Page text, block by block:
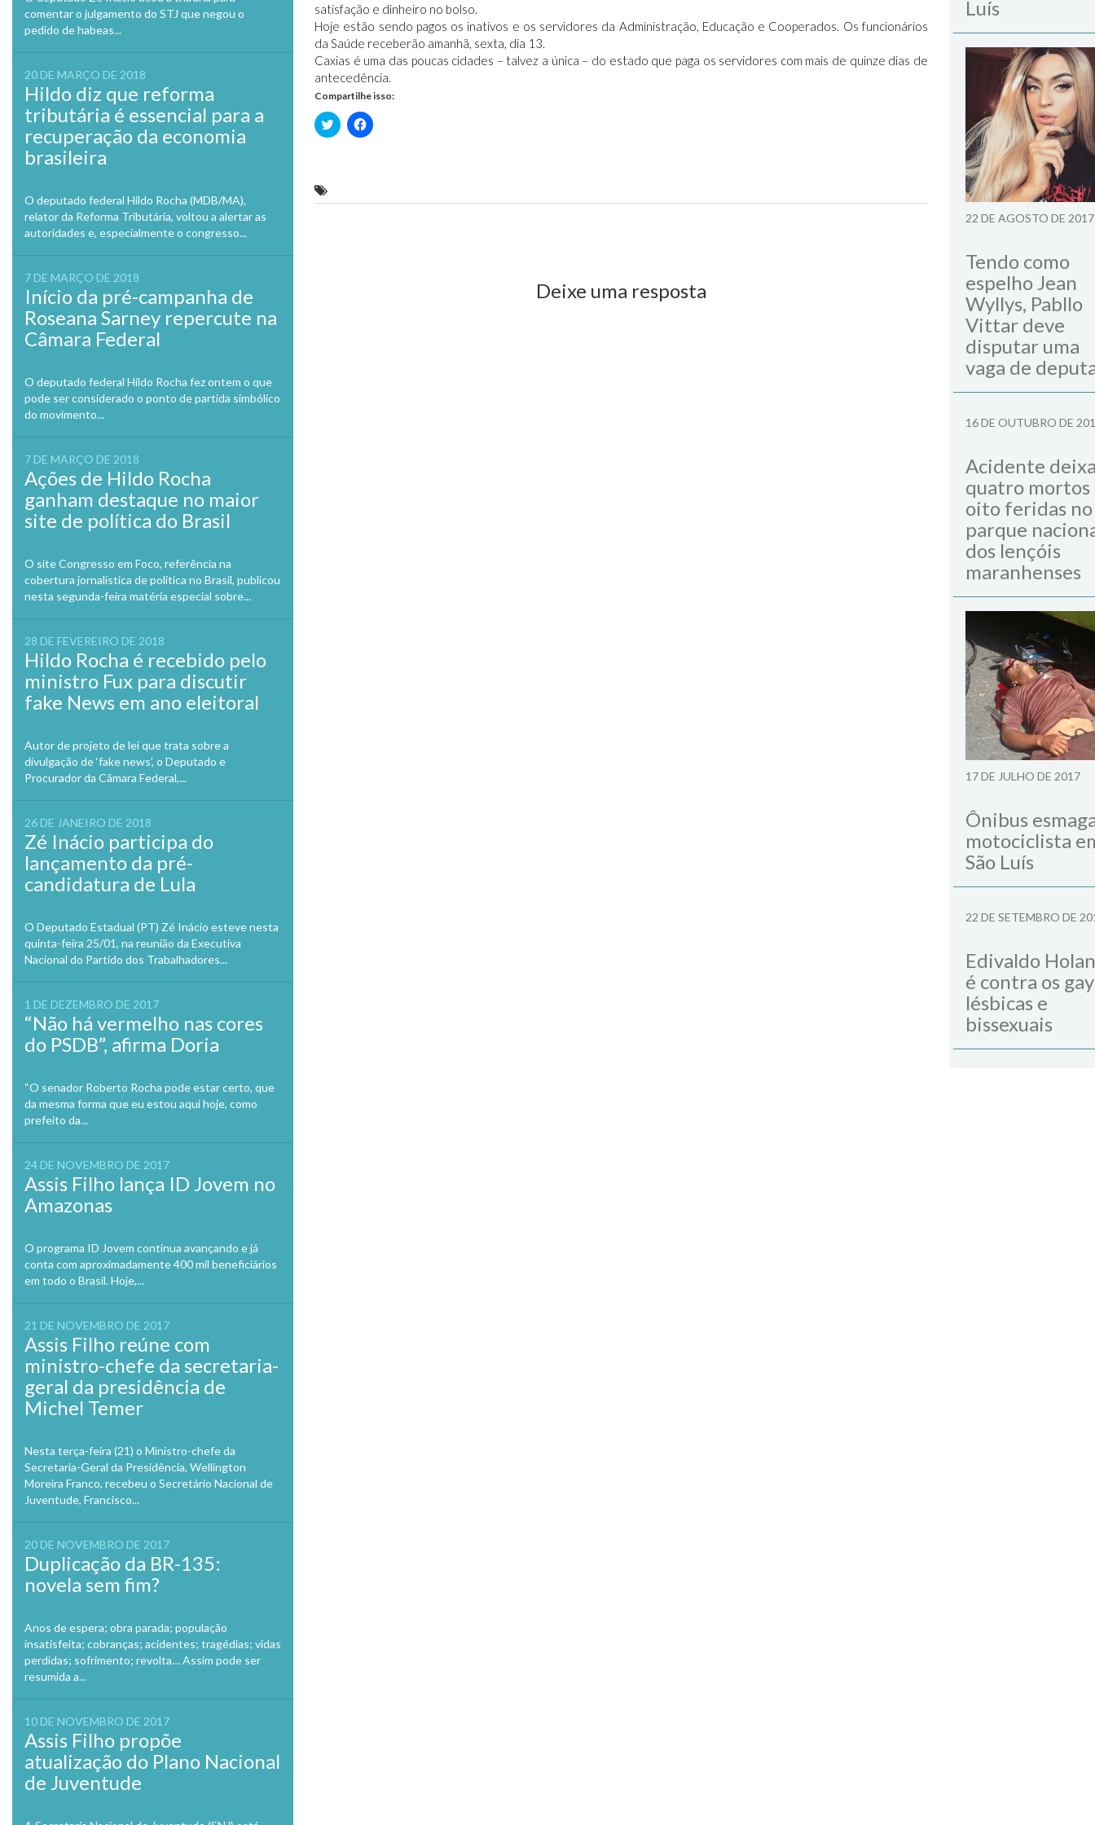
comentar o julgamento do STJ que negou o
pedido de habeas...
20 DE MARÇO DE 2018
Hildo diz que reforma
tributária é essencial para a
recuperação da economia
brasileira
O deputado federal Hildo Rocha (MDB/MA),
relator da Reforma Tributária, voltou a alertar as
autoridades e, especialmente o congresso...
7 DE MARÇO DE 2018
Início da pré-campanha de
Roseana Sarney repercute na
Câmara Federal
O deputado federal Hildo Rocha fez ontem o que
pode ser considerado o ponto de partida simbólico
do movimento...
7 DE MARÇO DE 2018
Ações de Hildo Rocha
ganham destaque no maior
site de política do Brasil
O site Congresso em Foco, referência na
cobertura jornalística de política no Brasil, publicou
nesta segunda-feira matéria especial sobre...
28 DE FEVEREIRO DE 2018
Hildo Rocha é recebido pelo
ministro Fux para discutir
fake News em ano eleitoral
Autor de projeto de lei que trata sobre a
divulgação de ‘fake news’, o Deputado e
Procurador da Câmara Federal,...
26 DE JANEIRO DE 2018
Zé Inácio participa do
lançamento da pré-
candidatura de Lula
O Deputado Estadual (PT) Zé Inácio esteve nesta
quinta-feira 25/01, na reunião da Executiva
Nacional do Partido dos Trabalhadores...
1 DE DEZEMBRO DE 2017
“Não há vermelho nas cores
do PSDB”, afirma Doria
“O senador Roberto Rocha pode estar certo, que
da mesma forma que eu estou aqui hoje, como
prefeito da...
24 DE NOVEMBRO DE 2017
Assis Filho lança ID Jovem no
Amazonas
O programa ID Jovem continua avançando e já
conta com aproximadamente 400 mil beneficiários
em todo o Brasil. Hoje,...
21 DE NOVEMBRO DE 2017
Assis Filho reúne com
ministro-chefe da secretaria-
geral da presidência de
Michel Temer
Nesta terça-feira (21) o Ministro-chefe da
Secretaria-Geral da Presidência, Wellington
Moreira Franco, recebeu o Secretário Nacional de
Juventude, Francisco...
20 DE NOVEMBRO DE 2017
Duplicação da BR-135:
novela sem fim?
Anos de espera; obra parada; população
insatisfeita; cobranças; acidentes; tragédias; vidas
perdidas; sofrimento; revolta… Assim pode ser
resumida a...
10 DE NOVEMBRO DE 2017
Assis Filho propõe
atualização do Plano Nacional
de Juventude
satisfação e dinheiro no bolso.
Hoje estão sendo pagos os inativos e os servidores da Administração, Educação e Cooperados. Os funcionários
da Saúde receberão amanhã, sexta, dia 13.
Caxias é uma das poucas cidades – talvez a única – do estado que paga os servidores com mais de quinze dias de
antecedência.
Compartilhe isso:
Clique
para
Clique
para
Deixe uma resposta
Luís
22 DE AGOSTO DE 2017
Tendo como
espelho Jean
Wyllys, Pabllo
Vittar deve
disputar uma
vaga de
16 DE OUTUBRO DE
Acidente
quatro mortos
oito feridas no
parque
dos lençóis
maranhenses
17 DE JULHO DE 2017
Ônibus
motociclista
São Luís
22 DE SETEMBRO DE
Edivaldo
é contra os
lésbicas e
bissexuais